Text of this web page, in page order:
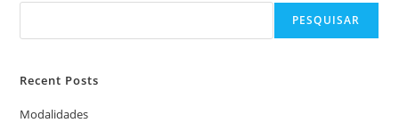
PESQUISAR
Recent Posts
Modalidades